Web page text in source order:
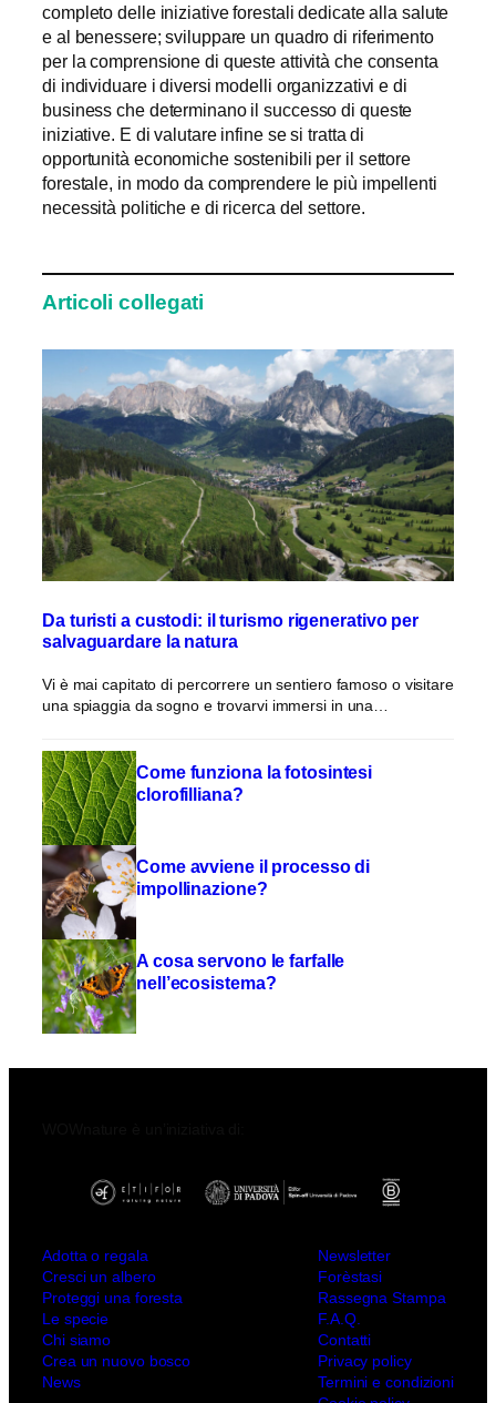
completo delle iniziative forestali dedicate alla salute
e al benessere; sviluppare un quadro di riferimento
per la comprensione di queste attività che consenta
di individuare i diversi modelli organizzativi e di
business che determinano il successo di queste
iniziative. E di valutare infine se si tratta di
opportunità economiche sostenibili per il settore
forestale, in modo da comprendere le più impellenti
necessità politiche e di ricerca del settore.
Articoli collegati
Da turisti a custodi: il turismo rigenerativo per
salvaguardare la natura
Vi è mai capitato di percorrere un sentiero famoso o visitare
una spiaggia da sogno e trovarvi immersi in una…
Come funziona la fotosintesi
clorofilliana?
Come avviene il processo di
impollinazione?
A cosa servono le farfalle
nell’ecosistema?
Adotta o regala
Cresci un albero
Proteggi una foresta
Le specie
Chi siamo
Crea un nuovo bosco
News
Newsletter
Forèstasi
Rassegna Stampa
F.A.Q.
Contatti
Privacy policy
Termini e condizioni